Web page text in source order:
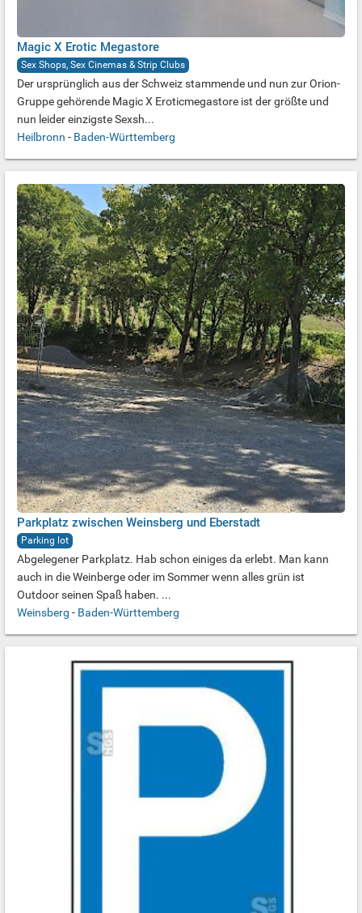
Magic X Erotic Megastore
Sex Shops, Sex Cinemas & Strip Clubs
Der ursprünglich aus der Schweiz stammende und nun zur Orion-
Gruppe gehörende Magic X Eroticmegastore ist der größte und
nun leider einzigste Sexsh...
Heilbronn - Baden-Württemberg
Parkplatz zwischen Weinsberg und Eberstadt
Parking lot
Abgelegener Parkplatz. Hab schon einiges da erlebt. Man kann
auch in die Weinberge oder im Sommer wenn alles grün ist
Outdoor seinen Spaß haben. ...
Weinsberg - Baden-Württemberg